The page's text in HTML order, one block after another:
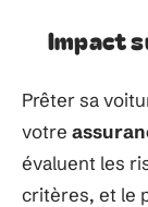
Impact
Prêter sa
votre
évaluent les
critères, et le